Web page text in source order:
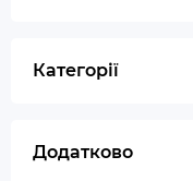
Категорії
Додатково